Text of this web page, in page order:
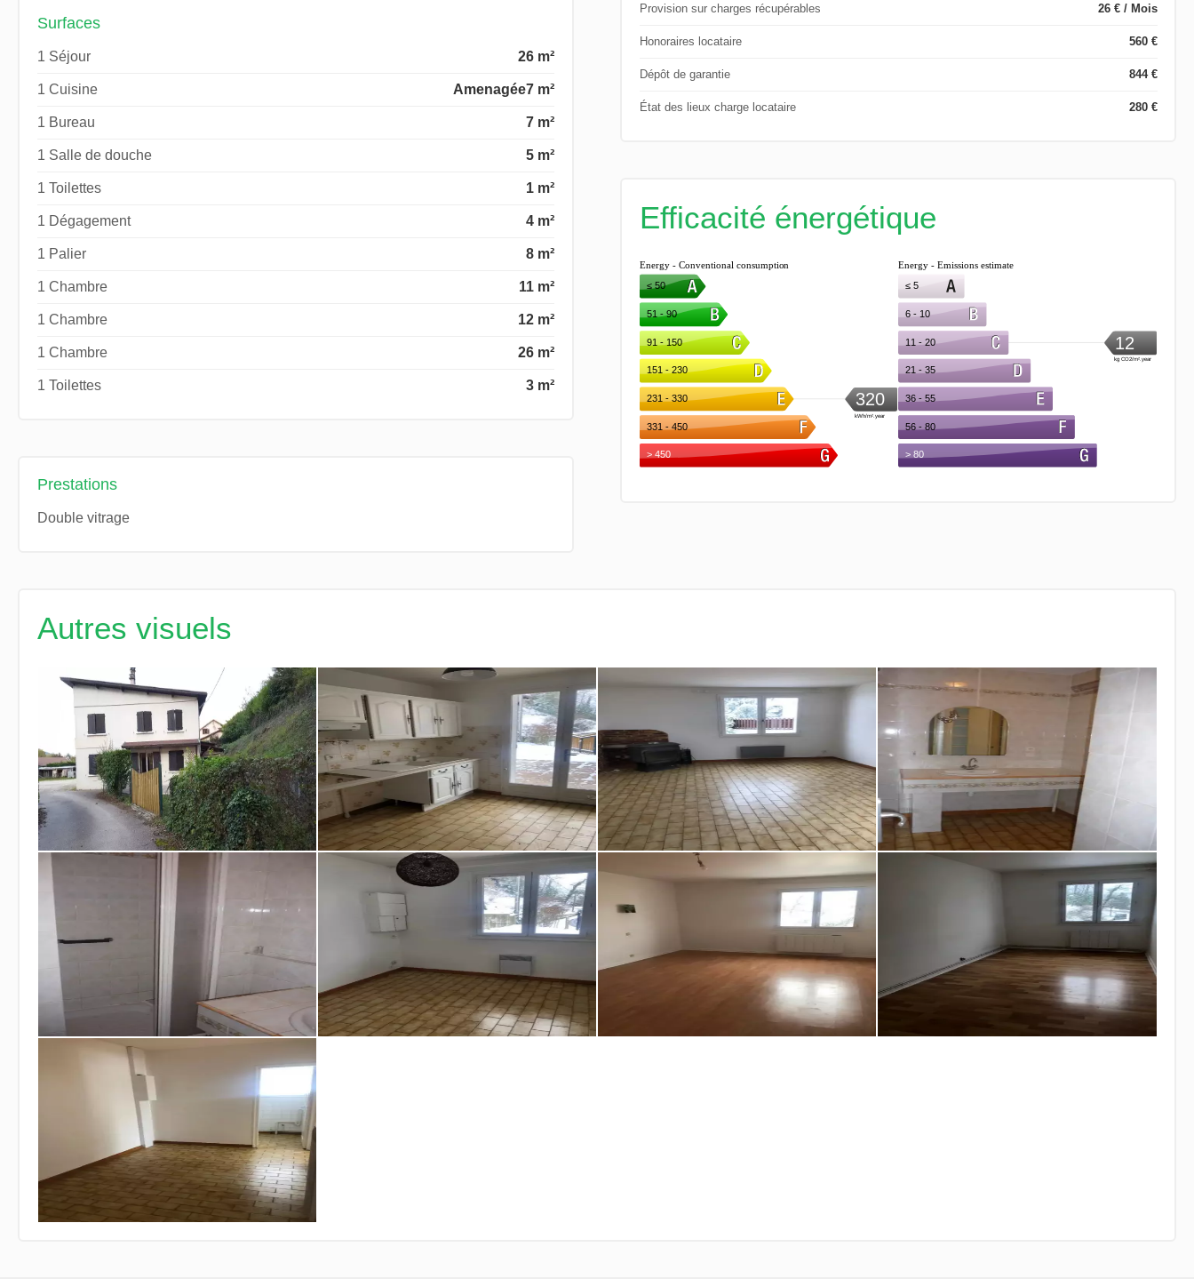
Surfaces
1 Séjour 26 m²
1 Cuisine 7 m²
Amenagée
1 Bureau 7 m²
1 Salle de douche 5 m²
1 Toilettes 1 m²
1 Dégagement 4 m²
1 Palier 8 m²
1 Chambre 11 m²
1 Chambre 12 m²
1 Chambre 26 m²
1 Toilettes 3 m²
Prestations
Double vitrage
Provision sur charges récupérables 26 € / Mois
Honoraires locataire 560 €
Dépôt de garantie 844 €
État des lieux charge locataire 280 €
Efficacité énergétique
Autres visuels